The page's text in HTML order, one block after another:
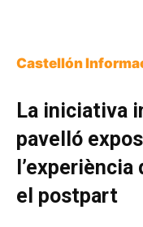
Castellón
La iniciativa
pavelló
el postpart